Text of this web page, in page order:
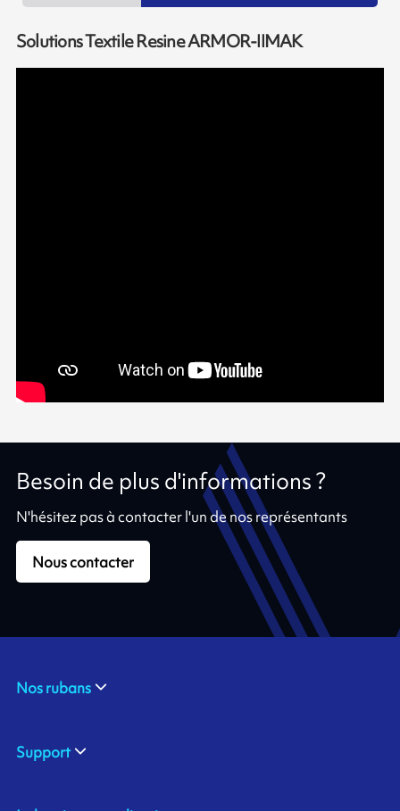
Solutions Textile Resine ARMOR-IIMAK
Besoin de plus d'informations ?
N'hésitez pas à contacter l'un de nos représentants
Nous contacter
Nos rubans
Support